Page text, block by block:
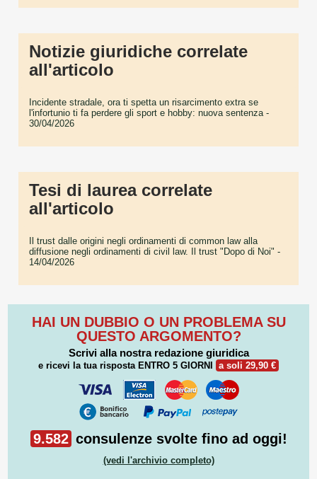
Notizie giuridiche correlate
all'articolo
Incidente stradale, ora ti spetta un risarcimento extra se
l'infortunio ti fa perdere gli sport e hobby: nuova sentenza-
30/04/2026
Tesi di laurea correlate
all'articolo
Il trust dalle origini negli ordinamenti di common law alla
diffusione negli ordinamenti di civil law. Il trust "Dopo di Noi" -
14/04/2026
HAI UN DUBBIO O UN PROBLEMA SU
QUESTO ARGOMENTO?
Scrivi alla nostra redazione giuridica
e ricevi la tua risposta ENTRO 5 GIORNI a soli 29,90 €
9.582 consulenze svolte fino ad oggi!
(vedi l'archivio completo)